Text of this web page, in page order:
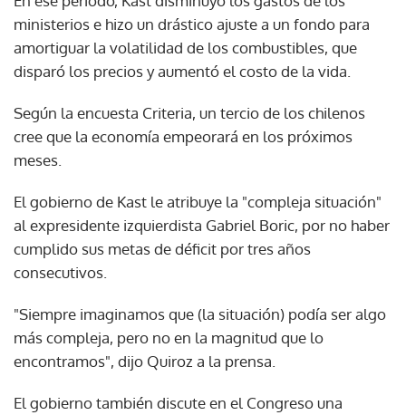
ministerios e hizo un drástico ajuste a un fondo para
amortiguar la volatilidad de los combustibles, que
disparó los precios y aumentó el costo de la vida.
Según la encuesta Criteria, un tercio de los chilenos
cree que la economía empeorará en los próximos
meses.
El gobierno de Kast le atribuye la "compleja situación"
al expresidente izquierdista Gabriel Boric, por no haber
cumplido sus metas de déficit por tres años
consecutivos.
"Siempre imaginamos que (la situación) podía ser algo
más compleja, pero no en la magnitud que lo
encontramos", dijo Quiroz a la prensa.
El gobierno también discute en el Congreso una